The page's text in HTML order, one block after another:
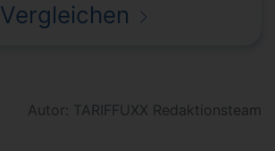
Vergleichen
Autor: TARIFFUXX Redaktionsteam